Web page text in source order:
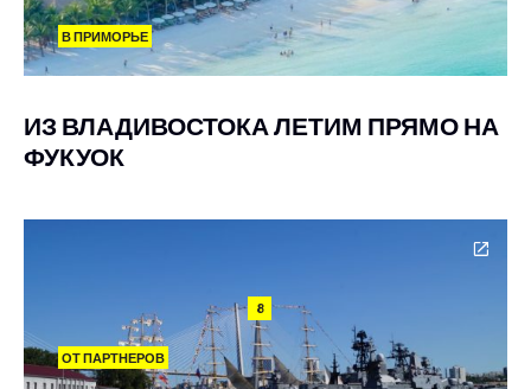
В ПРИМОРЬЕ
ИЗ ВЛАДИВОСТОКА ЛЕТИМ ПРЯМО НА
ФУКУОК
8
ОТ ПАРТНЕРОВ